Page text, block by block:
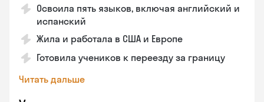
Освоила пять языков, включая английский и
испанский
Жила и работала в США и Европе
Готовила учеников к переезду за границу
Читать дальше